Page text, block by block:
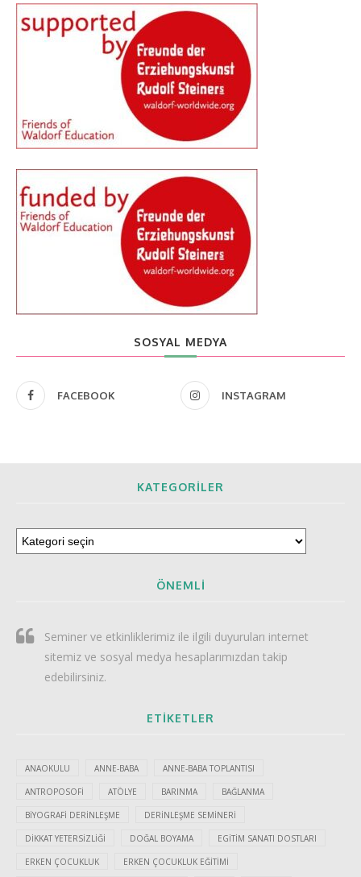
SOSYAL MEDYA
FACEBOOK INSTAGRAM
KATEGORILER
ÖNEMLI
Seminer ve etkinliklerimiz ile ilgili duyuruları internet
sitemiz ve sosyal medya hesaplarımızdan takip
edebilirsiniz.
ETIKETLER
ANAOKULU ANNE-BABA ANNE-BABA TOPLANTISI
ANTROPOSOFI ATÖLYE BARINMA BAĞLANMA
BIYOGRAFI DERINLEŞME DERINLEŞME SEMINERI
DIKKAT YETERSIZLIĞI DOĞAL BOYAMA EGITIM SANATI DOSTLARI
ERKEN ÇOCUKLUK ERKEN ÇOCUKLUK EĞITIMI